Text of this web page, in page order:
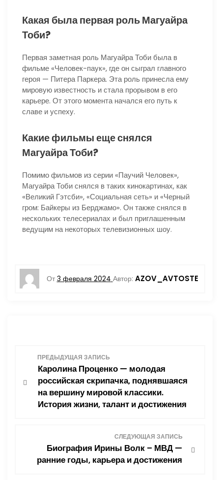
Какая была первая роль Магуайра
Тоби?
Первая заметная роль Магуайра Тоби была в
фильме «Человек-паук», где он сыграл главного
героя — Питера Паркера. Эта роль принесла ему
мировую известность и стала прорывом в его
карьере. От этого момента начался его путь к
славе и успеху.
Какие фильмы еще снялся
Магуайра Тоби?
Помимо фильмов из серии «Паучий Человек»,
Магуайра Тоби снялся в таких кинокартинах, как
«Великий Гэтсби», «Социальная сеть» и «Черный
гром: Байкеры из Берджамо». Он также снялся в
нескольких телесериалах и был приглашенным
ведущим на некоторых телевизионных шоу.
От 3 февраля 2024 Автор: AZOV_AVTOSTE
ПРЕДЫДУЩАЯ ЗАПИСЬ
Каролина Проценко — молодая
российская скрипачка, поднявшаяся
на вершину мировой классики.
История жизни, талант и достижения
СЛЕДУЮЩАЯ ЗАПИСЬ
Биография Ирины Волк – МВД —
ранние годы, карьера и достижения